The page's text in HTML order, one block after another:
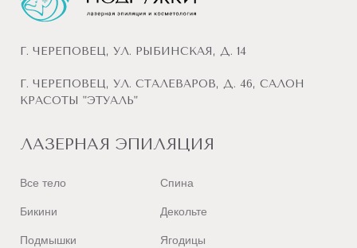
Г. ЧЕРЕПОВЕЦ, УЛ. РЫБИНСКАЯ, Д. 14
Г. ЧЕРЕПОВЕЦ, УЛ. СТАЛЕВАРОВ, Д. 46, САЛОН
КРАСОТЫ "ЭТУАЛЬ"
ЛАЗЕРНАЯ ЭПИЛЯЦИЯ
Все тело
Бикини
Подмышки
Спина
Декольте
Ягодицы